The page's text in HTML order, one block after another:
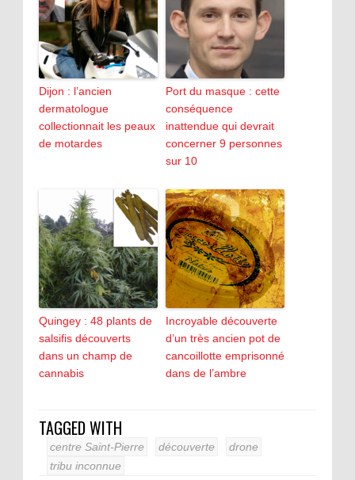
Dijon : l’ancien
dermatologue
collectionnait les peaux
de motardes
Port du masque : cette
conséquence
inattendue qui devrait
concerner 9 personnes
sur 10
Quingey : 48 plants de
salsifis découverts
dans un champ de
cannabis
Incroyable découverte
d’un très ancien pot de
cancoillotte emprisonné
dans de l’ambre
TAGGED WITH
centre Saint-Pierre découverte
drone
tribu inconnue